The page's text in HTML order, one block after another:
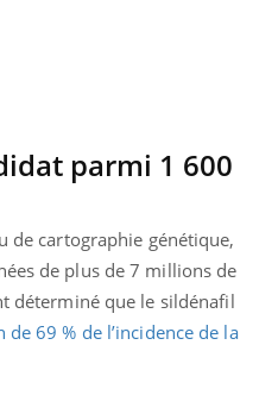
parmi 1 600
de cartographie génétique,
de plus de 7 millions de
déterminé que le sildénafil
de 69 % de l’incidence de la